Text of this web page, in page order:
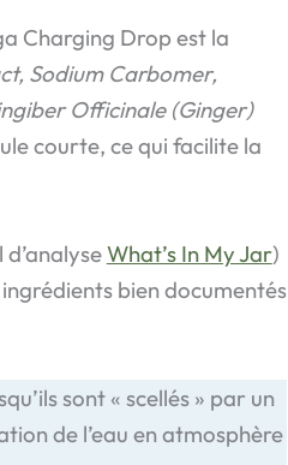
Charging Drop est la
Sodium Carbomer,
Officinale (Ginger)
courte, ce qui facilite la
What’s In My Jar)
bien documentés
sont « scellés » par un
de l’eau en atmosphère